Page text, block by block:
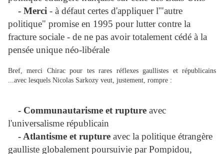
- Merci - à défaut certes d'appliquer l'"autre
politique" promise en 1995 pour lutter contre la
fracture sociale - de ne pas avoir totalement cédé à la
pensée unique néo-libérale
Bref, merci Chirac pour tes rares réflexes gaullistes et républicains
...avec lesquels Nicolas Sarkozy veut, justement, rompre :
- Communautarisme et rupture avec
l'universalisme républicain
- Atlantisme et rupture avec la politique étrangère
gaulliste globalement poursuivie par Pompidou,